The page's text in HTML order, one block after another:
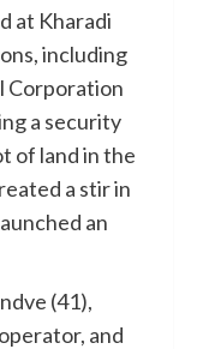
at Kharadi
including
Corporation
a security
of land in the
a stir in
an
(41),
and